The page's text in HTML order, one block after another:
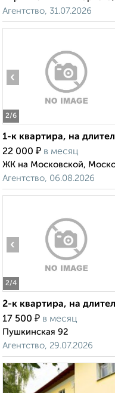
Агентство, 31.07.2026
2/6
‹
1-к квартира, на
22 000 ₽ в месяц
ЖК на Московской,
Агентство, 06.08.2026
2/4
‹
2-к квартира, на
17 500 ₽ в месяц
Пушкинская 92
Агентство, 29.07.2026